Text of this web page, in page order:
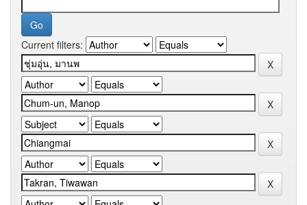
Current filters: